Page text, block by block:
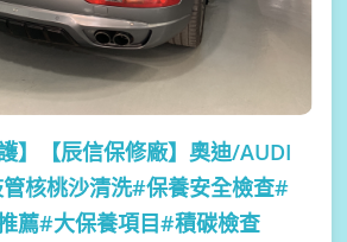
】
【辰信保修廠】奧迪/AUDI
核桃沙清洗#保養安全檢查#
薦#大保養項目#積碳檢查